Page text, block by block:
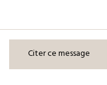
Citer ce message